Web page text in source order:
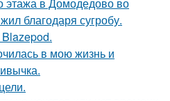
этажа в Домодедово во
благодаря сугробу.
в мою жизнь и